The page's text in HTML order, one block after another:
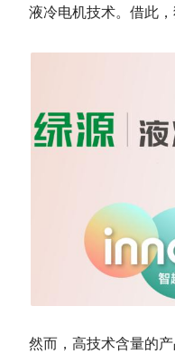
液冷电机技术。借此，
然而，高技术含量的